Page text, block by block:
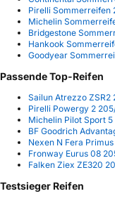
Pirelli Sommerreifen
Michelin
Bridgestone
Hankook
Goodyear
Passende Top-Reifen
Sailun Atrezzo ZSR2
Pirelli Powergy 2
Michelin Pilot Sport
BF Goodrich
Nexen N Fera
Fronway Eurus 08
Falken Ziex ZE320
Testsieger Reifen